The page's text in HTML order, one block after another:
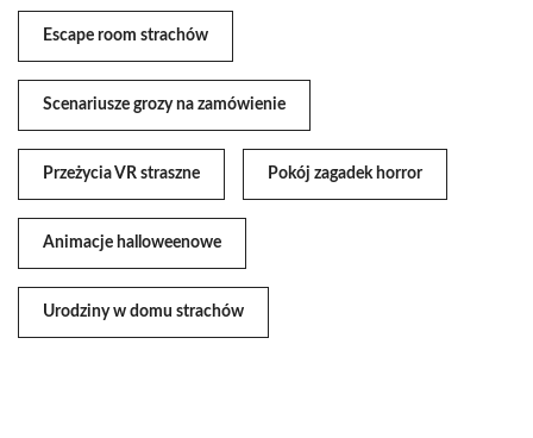
Escape room strachów
Scenariusze grozy na zamówienie
Przeżycia VR straszne Pokój zagadek horror
Animacje halloweenowe
Urodziny w domu strachów